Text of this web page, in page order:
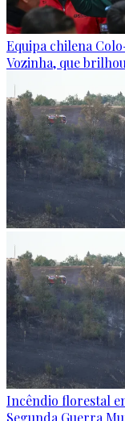
Equipa chilena
Vozinha, que
Incêndio florestal
Segunda Guerra